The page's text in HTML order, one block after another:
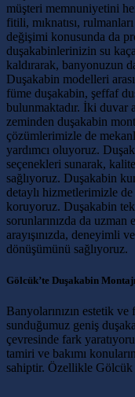
müşteri memnuniyetini
fitili, mıknatısı,
değişimi konusunda da
duşakabinlerinizin su
kaldırarak, banyonuzun
Duşakabin modelleri
füme duşakabin, şeffaf
bulunmaktadır. İki duvar
zeminden duşakabin
çözümlerimizle de
yardımcı oluyoruz.
seçenekleri sunarak,
sağlıyoruz. Duşakabin
detaylı hizmetlerimizle
koruyoruz. Duşakabin
sorunlarınızda da uzman
arayışınızda, deneyimli
dönüşümünü sağlıyoruz.
Gölcük’te Duşakabin
Banyolarınızın estetik
sunduğumuz geniş
çevresinde fark
tamiri ve bakımı
sahiptir. Özellikle